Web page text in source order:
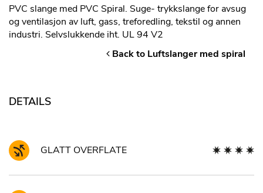
PVC slange med PVC Spiral. Suge- trykkslange for avsug
og ventilasjon av luft, gass, treforedling, tekstil og annen
industri. Selvslukkende iht. UL 94 V2
Back to Luftslanger med spiral
DETAILS
GLATT OVERFLATE